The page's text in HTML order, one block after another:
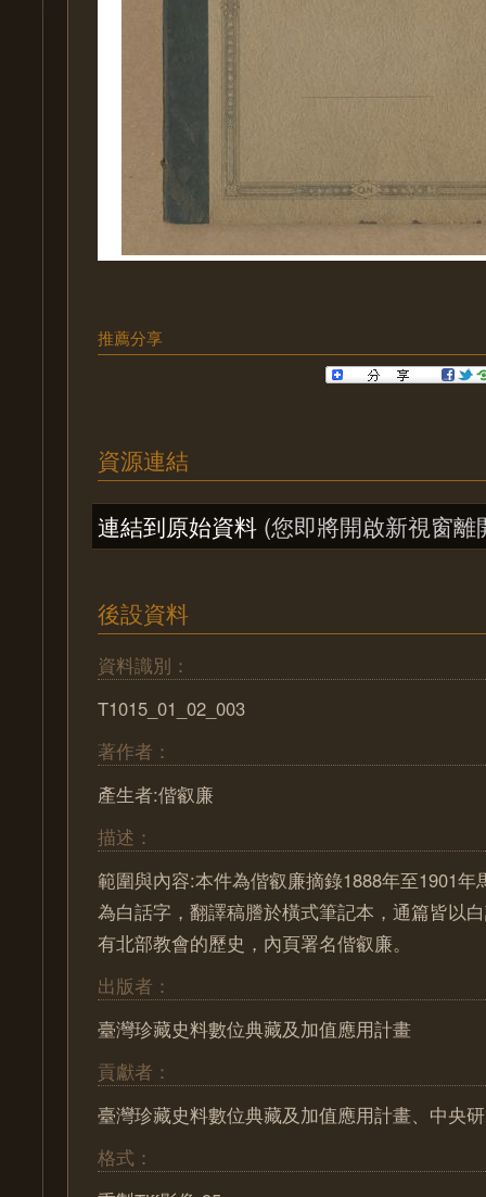
推薦分享
資源連結
連結到原始資料 (您即將開啟新視窗離
後設資料
資料識別：
T1015_01_02_003
著作者：
產生者:偕叡廉
描述：
範圍與內容:本件為偕叡廉摘錄1888年至1901年
為白話字，翻譯稿謄於橫式筆記本，通篇皆以
有北部教會的歷史，內頁署名偕叡廉。
出版者：
臺灣珍藏史料數位典藏及加值應用計畫
貢獻者：
臺灣珍藏史料數位典藏及加值應用計畫、中央
格式：